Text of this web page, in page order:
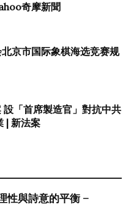
奇摩新聞
京市国际象棋海选竞赛规
設「首席製造官」對抗中共
| 新法案
性與詩意的平衡 –